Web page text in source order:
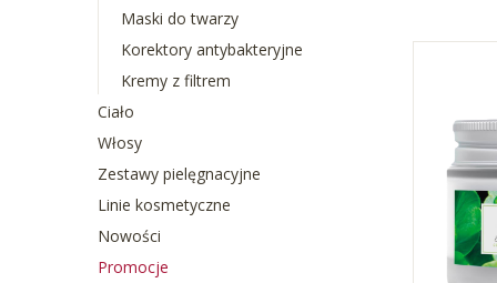
Maski do twarzy
Korektory antybakteryjne
Kremy z filtrem
Ciało
Włosy
Zestawy pielęgnacyjne
Linie kosmetyczne
Nowości
Promocje